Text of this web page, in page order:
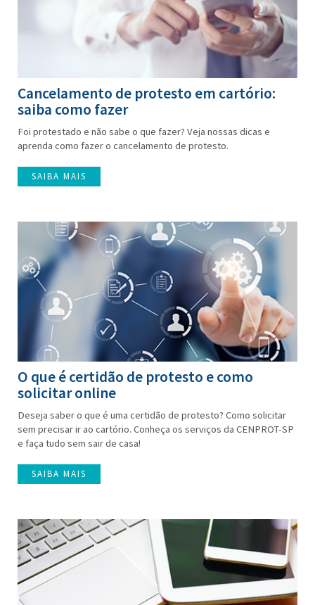
Cancelamento de protesto em cartório:
saiba como fazer
Foi protestado e não sabe o que fazer? Veja nossas dicas e
aprenda como fazer o cancelamento de protesto.
SAIBA MAIS
O que é certidão de protesto e como
solicitar online
Deseja saber o que é uma certidão de protesto? Como solicitar
sem precisar ir ao cartório. Conheça os serviços da CENPROT-SP
e faça tudo sem sair de casa!
SAIBA MAIS